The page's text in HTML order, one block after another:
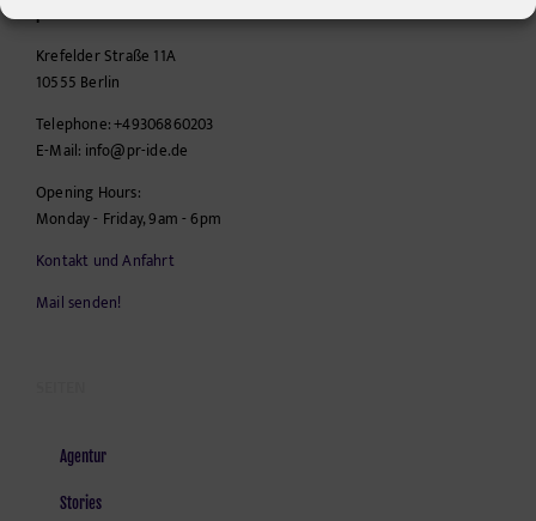
pr-ide
Krefelder Straße 11A
10555 Berlin
Telephone:+49306860203
E-Mail: info@pr-ide.de
Opening Hours:
Monday - Friday, 9am - 6pm
Kontakt und Anfahrt
Mail senden!
Agentur
Stories